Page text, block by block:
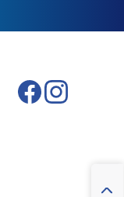
FacebookInstagram